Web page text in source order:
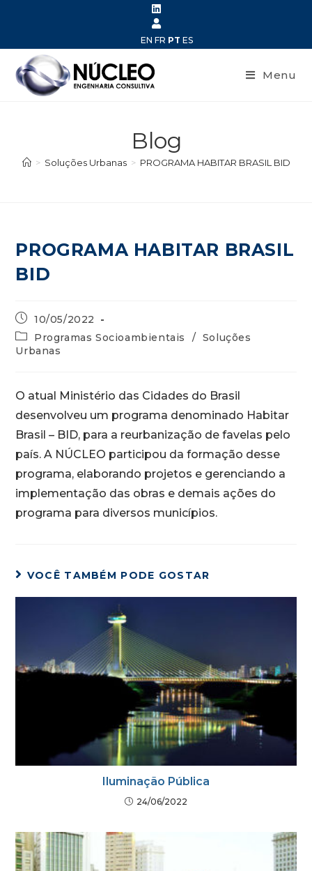
EN FR PT ES
Menu
Blog
> Soluções Urbanas > PROGRAMA HABITAR BRASIL BID
PROGRAMA HABITAR BRASIL
BID
10/05/2022
Programas Socioambientais
/ Soluções
Urbanas
O atual Ministério das Cidades do Brasil
desenvolveu um programa denominado Habitar
Brasil – BID, para a reurbanização de favelas pelo
país. A NÚCLEO participou da formação desse
programa, elaborando projetos e gerenciando a
implementação das obras e demais ações do
programa para diversos municípios.
VOCÊ TAMBÉM PODE GOSTAR
Iluminação Pública
24/06/2022